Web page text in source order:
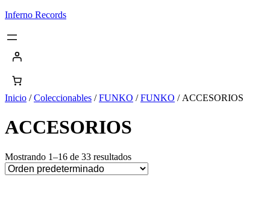
Saltar
contenido
Inferno Records
Inicio /Coleccionables /FUNKO /FUNKO / ACCESORIOS
ACCESORIOS
Mostrando 1–16 de 33 resultados